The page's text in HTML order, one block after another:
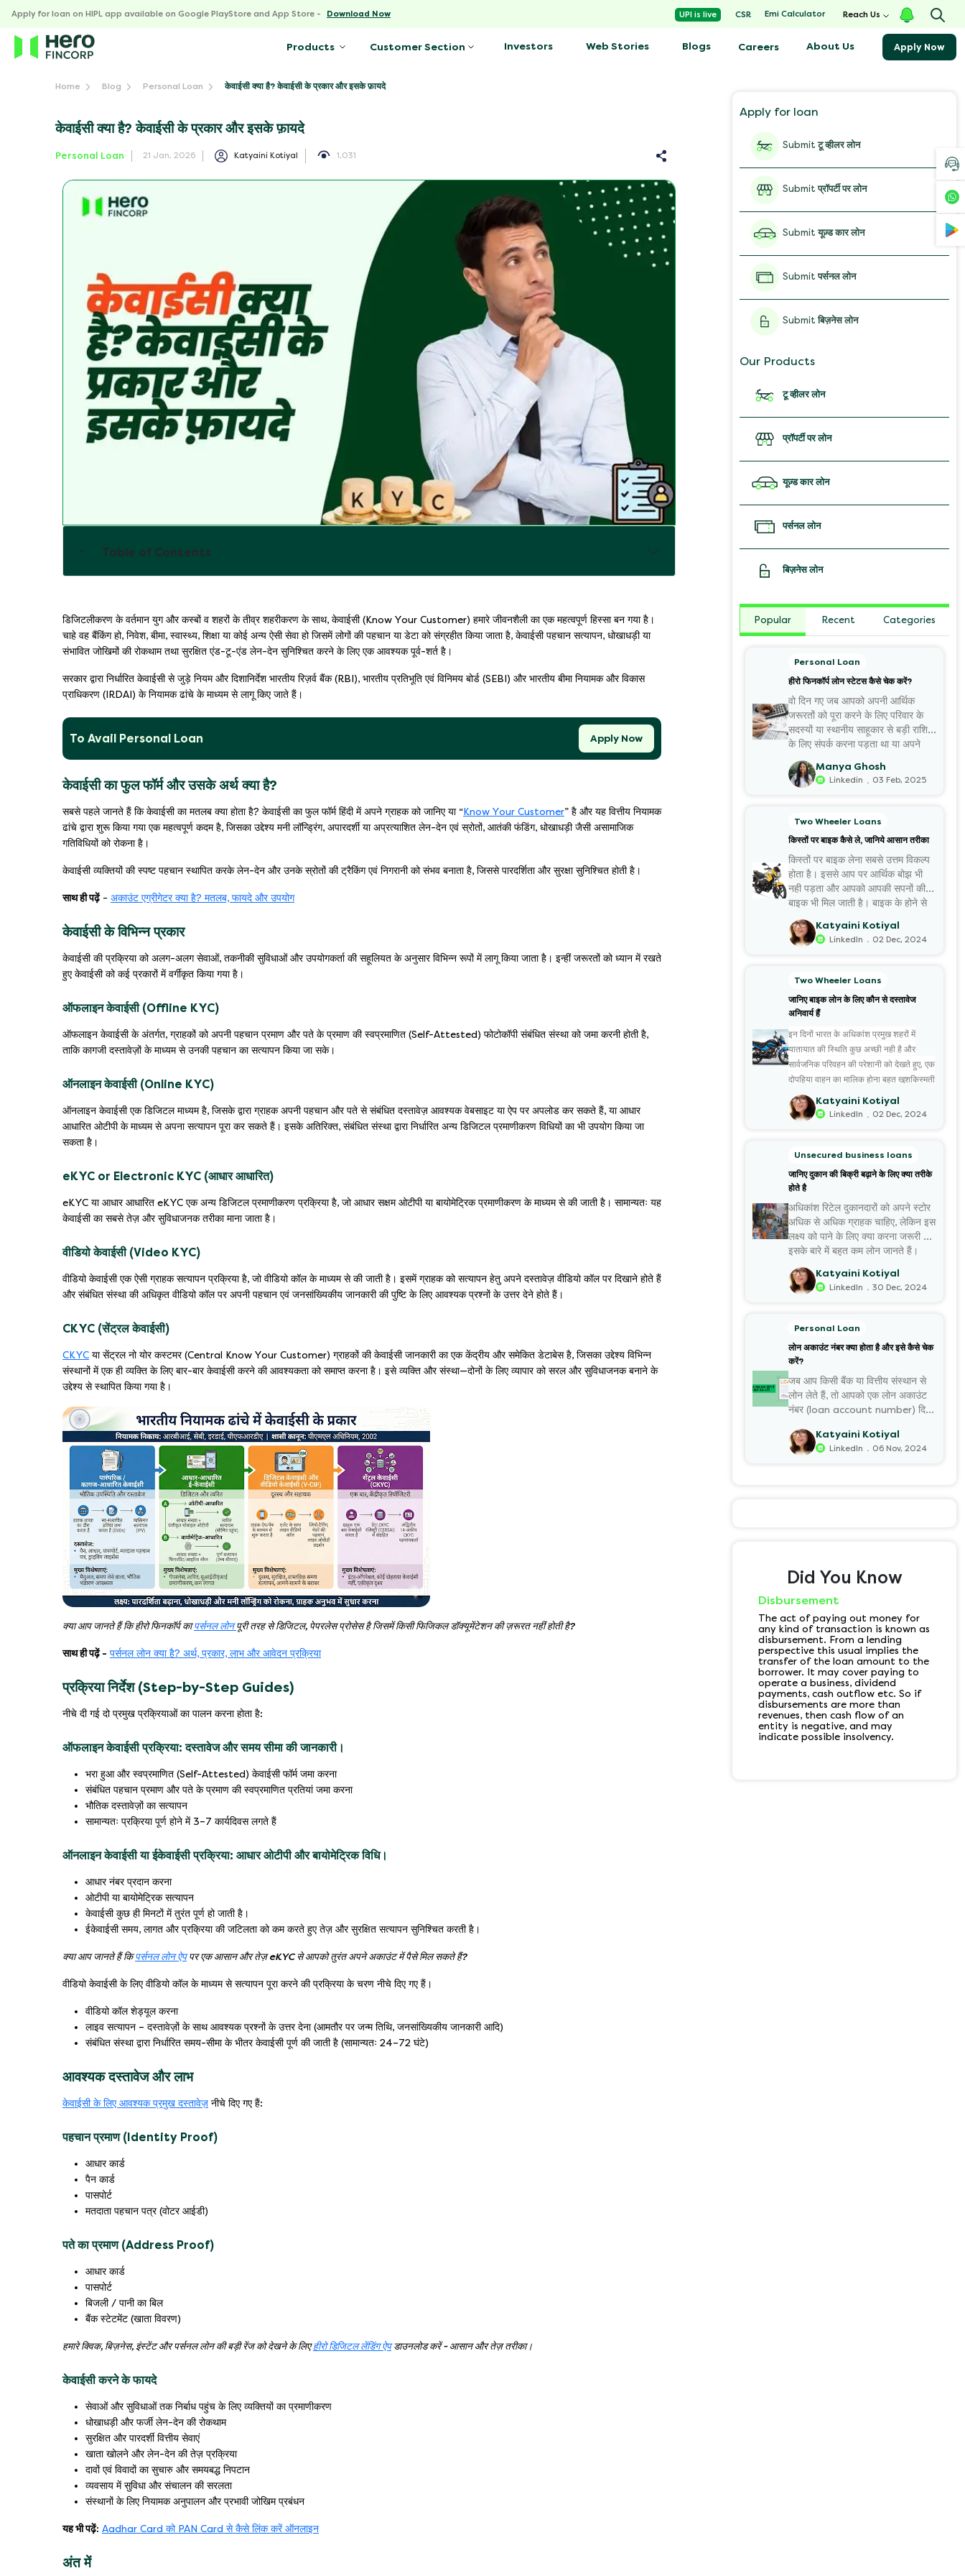
Home Blog Personal Loan केवाईसी क्या है? केवाईसी के प्रकार और इसके फ़ायदे
केवाईसी क्या है? केवाईसी के प्रकार और इसके फ़ायदे
Personal Loan 21 Jan, 2026 Katyaini Kotiyal 1,031
Table of Contents
डिजिटलीकरण के वर्तमान युग और कस्बों व शहरों के तीव्र शहरीकरण के साथ, केवाईसी (Know Your Customer) हमारे जीवनशैली का एक महत्वपूर्ण हिस्सा बन गया है।
चाहे वह बैंकिंग हो, निवेश, बीमा, स्वास्थ्य, शिक्षा या कोई अन्य ऐसी सेवा हो जिसमें लोगों की पहचान या डेटा को संग्रहीत किया जाता है, केवाईसी पहचान सत्यापन, धोखाधड़ी या
संभावित जोखिमों की रोकथाम तथा सुरक्षित एंड-टू-एंड लेन-देन सुनिश्चित करने के लिए एक आवश्यक पूर्व-शर्त है।
सरकार द्वारा निर्धारित केवाईसी से जुड़े नियम और दिशानिर्देश भारतीय रिज़र्व बैंक (RBI), भारतीय प्रतिभूति एवं विनिमय बोर्ड (SEBI) और भारतीय बीमा नियामक और विकास
प्राधिकरण (IRDAI) के नियामक ढांचे के माध्यम से लागू किए जाते हैं।
To Avail Personal Loan Apply Now
केवाईसी का फुल फॉर्म और उसके अर्थ क्या है?
सबसे पहले जानते हैं कि केवाईसी का मतलब क्या होता है? केवाईसी का फुल फॉर्म हिंदी में अपने ग्राहक को जानिए या “ Know Your Customer” है और यह वित्तीय नियामक
ढांचे द्वारा शुरू किया गया एक महत्वपूर्ण कदम है, जिसका उद्देश्य मनी लॉन्ड्रिंग, अपारदर्शी या अप्रत्याशित लेन-देन एवं स्रोतों, आतंकी फंडिंग, धोखाधड़ी जैसी असामाजिक
गतिविधियों को रोकना है।
केवाईसी व्यक्तियों की स्पष्ट पहचान स्थापित करके लेन-देन और उनके स्रोतों की ट्रैकिंग एवं निगरानी को संभव बनाता है, जिससे पारदर्शिता और सुरक्षा सुनिश्चित होती है।
साथ ही पढ़ें- अकाउंट एग्रीगेटर क्या है? मतलब, फायदे और उपयोग
केवाईसी के विभिन्न प्रकार
केवाईसी की प्रक्रिया को अलग-अलग सेवाओं, तकनीकी सुविधाओं और उपयोगकर्ता की सहूलियत के अनुसार विभिन्न रूपों में लागू किया जाता है। इन्हीं जरूरतों को ध्यान में रखते
हुए केवाईसी को कई प्रकारों में वर्गीकृत किया गया है।
ऑफलाइन केवाईसी (Offline KYC)
ऑफलाइन केवाईसी के अंतर्गत, ग्राहकों को अपनी पहचान प्रमाण और पते के प्रमाण की स्वप्रमाणित (Self-Attested) फोटोकॉपी संबंधित संस्था को जमा करनी होती है,
ताकि कागजी दस्तावेज़ों के माध्यम से उनकी पहचान का सत्यापन किया जा सके।
ऑनलाइन केवाईसी (Online KYC)
ऑनलाइन केवाईसी एक डिजिटल माध्यम है, जिसके द्वारा ग्राहक अपनी पहचान और पते से संबंधित दस्तावेज़ आवश्यक वेबसाइट या ऐप पर अपलोड कर सकते हैं, या आधार
आधारित ओटीपी के माध्यम से अपना सत्यापन पूरा कर सकते हैं। इसके अतिरिक्त, संबंधित संस्था द्वारा निर्धारित अन्य डिजिटल प्रमाणीकरण विधियों का भी उपयोग किया जा
सकता है।
eKYC or Electronic KYC (आधार आधारित)
eKYC या आधार आधारित eKYC एक अन्य डिजिटल प्रमाणीकरण प्रक्रिया है, जो आधार सक्षम ओटीपी या बायोमेट्रिक प्रमाणीकरण के माध्यम से की जाती है। सामान्यतः यह
केवाईसी का सबसे तेज़ और सुविधाजनक तरीका माना जाता है।
वीडियो केवाईसी (Video KYC)
वीडियो केवाईसी एक ऐसी ग्राहक सत्यापन प्रक्रिया है, जो वीडियो कॉल के माध्यम से की जाती है। इसमें ग्राहक को सत्यापन हेतु अपने दस्तावेज़ वीडियो कॉल पर दिखाने होते हैं
और संबंधित संस्था की अधिकृत वीडियो कॉल पर अपनी पहचान एवं जनसांख्यिकीय जानकारी की पुष्टि के लिए आवश्यक प्रश्नों के उत्तर देने होते हैं।
CKYC (सेंट्रल केवाईसी)
CKYC या सेंट्रल नो योर कस्टमर (Central Know Your Customer) ग्राहकों की केवाईसी जानकारी का एक केंद्रीय और समेकित डेटाबेस है, जिसका उद्देश्य विभिन्न
संस्थानों में एक ही व्यक्ति के लिए बार-बार केवाईसी करने की आवश्यकता को समाप्त करना है। इसे व्यक्ति और संस्था—दोनों के लिए व्यापार को सरल और सुविधाजनक बनाने के
उद्देश्य से स्थापित किया गया है।
क्या आप जानते हैं कि हीरो फिनकॉर्प कापर्सनल लोनपूरी तरह से डिजिटल, पेपरलेस प्रोसेस है जिसमें किसी फिजिकल डॉक्यूमेंटेशन की ज़रूरत नहीं होती है?
साथ ही पढ़ें - पर्सनल लोन क्या है? अर्थ, प्रकार, लाभ और आवेदन प्रक्रिया
प्रक्रिया निर्देश (Step-by-Step Guides)
नीचे दी गई दो प्रमुख प्रक्रियाओं का पालन करना होता है:
ऑफलाइन केवाईसी प्रक्रिया: दस्तावेज और समय सीमा की जानकारी।
भरा हुआ और स्वप्रमाणित (Self-Attested) केवाईसी फॉर्म जमा करना
संबंधित पहचान प्रमाण और पते के प्रमाण की स्वप्रमाणित प्रतियां जमा करना
भौतिक दस्तावेज़ों का सत्यापन
सामान्यतः प्रक्रिया पूर्ण होने में 3–7 कार्यदिवस लगते हैं
ऑनलाइन केवाईसी या ईकेवाईसी प्रक्रिया: आधार ओटीपी और बायोमेट्रिक विधि।
आधार नंबर प्रदान करना
ओटीपी या बायोमेट्रिक सत्यापन
केवाईसी कुछ ही मिनटों में तुरंत पूर्ण हो जाती है।
ईकेवाईसी समय, लागत और प्रक्रिया की जटिलता को कम करते हुए तेज़ और सुरक्षित सत्यापन सुनिश्चित करती है।
क्या आप जानते हैं किपर्सनल लोन ऐपपर एक आसान और तेज़ eKYC से आपको तुरंत अपने अकाउंट में पैसे मिल सकते हैं?
वीडियो केवाईसी के लिए वीडियो कॉल के माध्यम से सत्यापन पूरा करने की प्रक्रिया के चरण नीचे दिए गए हैं।
वीडियो कॉल शेड्यूल करना
लाइव सत्यापन – दस्तावेज़ों के साथ आवश्यक प्रश्नों के उत्तर देना (आमतौर पर जन्म तिथि, जनसांख्यिकीय जानकारी आदि)
संबंधित संस्था द्वारा निर्धारित समय-सीमा के भीतर केवाईसी पूर्ण की जाती है (सामान्यतः 24–72 घंटे)
आवश्यक दस्तावेज और लाभ
केवाईसी के लिए आवश्यक प्रमुख दस्तावेज़ नीचे दिए गए हैं:
पहचान प्रमाण (Identity Proof)
आधार कार्ड
पैन कार्ड
पासपोर्ट
मतदाता पहचान पत्र (वोटर आईडी)
पते का प्रमाण (Address Proof)
आधार कार्ड
पासपोर्ट
बिजली / पानी का बिल
बैंक स्टेटमेंट (खाता विवरण)
हमारे क्विक, बिज़नेस, इंस्टेंट और पर्सनल लोन की बड़ी रेंज को देखने के लिएहीरो डिजिटल लेंडिंग ऐपडाउनलोड करें - आसान और तेज़ तरीका।
केवाईसी करने के फायदे
सेवाओं और सुविधाओं तक निर्बाध पहुंच के लिए व्यक्तियों का प्रमाणीकरण
धोखाधड़ी और फर्जी लेन-देन की रोकथाम
सुरक्षित और पारदर्शी वित्तीय सेवाएं
खाता खोलने और लेन-देन की तेज़ प्रक्रिया
दावों एवं विवादों का सुचारु और समयबद्ध निपटान
व्यवसाय में सुविधा और संचालन की सरलता
संस्थानों के लिए नियामक अनुपालन और प्रभावी जोखिम प्रबंधन
यह भी पढ़ें: Aadhar Card को PAN Card से कैसे लिंक करें ऑनलाइन
अंत में
Apply for loan
Submitटू व्हीलर लोन
Submitप्रॉपर्टी पर लोन
Submitयूज़्ड कार लोन
Submitपर्सनल लोन
Submitबिज़नेस लोन
Our Products
टू व्हीलर लोन
प्रॉपर्टी पर लोन
यूज़्ड कार लोन
पर्सनल लोन
बिज़नेस लोन
Popular Recent Categories
Personal Loan
हीरो फिनकॉर्प लोन स्टेटस कैसे चेक करें?
वो दिन गए जब आपको अपनी आर्थिक
जरूरतों को पूरा करने के लिए परिवार के
सदस्यों या स्थानीय साहूकार से बड़ी राशि
के लिए संपर्क करना पड़ता था या अपने
कीमती जेवरों इत्यादि को गिरवी रखना
पड़ता था। आज की कहानी...
Manya Ghosh
Linkedin . 03 Feb, 2025
Two Wheeler Loans
किस्तों पर बाइक कैसे ले, जानिये आसान तरीका
किस्तों पर बाइक लेना सबसे उत्तम विकल्प
होता है। इससे आप पर आर्थिक बोझ भी
नही पड़ता और आपको आपकी सपनों की
बाइक भी मिल जाती है। बाइक के होने से
आपके कई अन्य खर्चें और बहुत सा समय
भी बचता है। इसलिए यदि आ...
Katyaini Kotiyal
LinkedIn . 02 Dec, 2024
Two Wheeler Loans
जानिए बाइक लोन के लिए कौन से दस्तावेज
अनिवार्य हैं
इन दिनों भारत के अधिकांश प्रमुख शहरों में
यातायात की स्थिति कुछ अच्छी नही है और
सार्वजनिक परिवहन की परेशानी को देखते हुए, एक
दोपहिया वाहन का मालिक होना बहुत खुशकिस्मती
की बात है। यदि आप भी अपने सपनों की बाइक
खरीदने की सोच रहे हैं, मगर उसके लिए एक साथ
बड़ी रकम नही खर्च करना चाहते हैं तो
आपके लिए सबसे उत्तम विकल्प है। वैसे भी अब
ढेरों ऐसे संस्थान उपलब्ध हैं, जो किफायती ब्याज
दर पर बाइक लोन की सुविधा देते हैं। इनके चलते
अपनी मनपसंद बाइक के मालिक होने का सुख ले
पा रहे हैं।
Katyaini Kotiyal
LinkedIn . 02 Dec, 2024
Unsecured business loans
जानिए दुकान की बिक्री बढ़ाने के लिए क्या तरीके
होते है
अधिकांश रिटेल दुकानदारों को अपने स्टोर
अधिक से अधिक ग्राहक चाहिए, लेकिन इस
लक्ष्य को पाने के लिए क्या करना जरूरी है,
इसके बारे में बहुत कम लोन जानते हैं।
आज इस लेख के माध्यम से हम दुकान की
बिक्री बढ़ा...
Katyaini Kotiyal
LinkedIn . 30 Dec, 2024
Personal Loan
लोन अकाउंट नंबर क्या होता है और इसे कैसे चेक
करें?
जब आप किसी बैंक या वित्तीय संस्थान से
लोन लेते हैं, तो आपको एक लोन अकाउंट
नंबर (loan account number) दिया
Katyaini Kotiyal
LinkedIn . 06 Nov, 2024
Did You Know
Disbursement
The act of paying out money for
any kind of transaction is known as
disbursement. From a lending
perspective this usual implies the
transfer of the loan amount to the
borrower. It may cover paying to
operate a business, dividend
payments, cash outflow etc. So if
disbursements are more than
revenues, then cash flow of an
entity is negative, and may
indicate possible insolvency.
Apply for loan on HIPL app available on Google PlayStore and App Store - Download Now UPI is live CSR Emi Calculator Reach Us
Products Customer Section Investors Web Stories Blogs Careers About Us Apply Now